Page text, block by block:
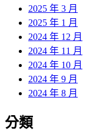
2025 年 3 月
2025 年 1 月
2024 年 12 月
2024 年 11 月
2024 年 10 月
2024 年 9 月
2024 年 8 月
分類